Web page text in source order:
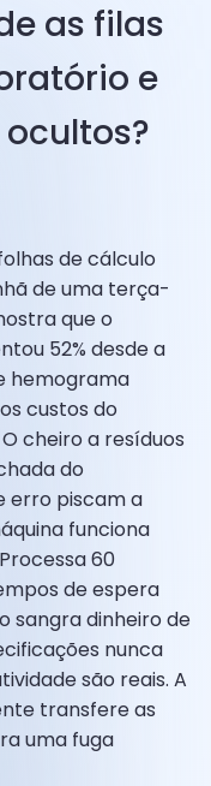
as filas
e
de cálculo
de uma terça-
que o
52% desde a
hemograma
custos do
cheiro a resíduos
do
erro piscam a
funciona
60
de espera
sangra dinheiro de
nunca
são reais. A
transfere as
uma fuga